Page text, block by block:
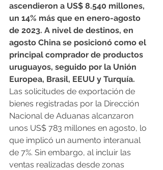
ascendieron a US$ 8.540 millones,
un 14% más que en enero-agosto
de 2023. A nivel de destinos, en
agosto China se posicionó como el
principal comprador de productos
uruguayos, seguido por la Unión
Europea, Brasil, EEUU y Turquía.
Las solicitudes de exportación de
bienes registradas por la Dirección
Nacional de Aduanas alcanzaron
unos US$ 783 millones en agosto, lo
que implicó un aumento interanual
de 7%. Sin embargo, al incluir las
ventas realizadas desde zonas